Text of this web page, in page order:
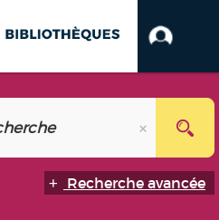
Recherche avancée